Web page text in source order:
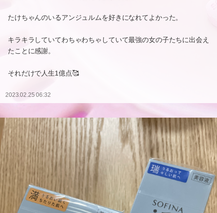
たけちゃんのいるアンジュルムを好きになれてよかった。
キラキラしていてわちゃわちゃしていて最強の女の子たちに出会え
たことに感謝。
それだけで人生1億点🥰
2023.02.25 06:32